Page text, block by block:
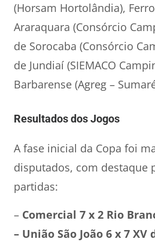
(Horsam Hortolândia),
Araraquara (Consórcio
de Sorocaba (Consórcio
de Jundiaí (SIEMACO
Barbarense (Agreg –
Resultados dos Jogos
A fase inicial da Copa foi
disputados, com destaque
partidas:
– Comercial 7 x 2 Rio
– União São João 6 x 7 XV